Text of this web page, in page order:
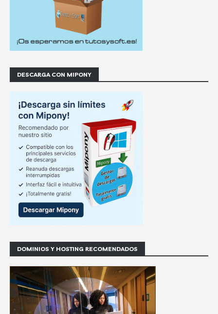
DESCARGA CON MIPONY
DOMINIOS Y HOSTING RECOMENDADOS